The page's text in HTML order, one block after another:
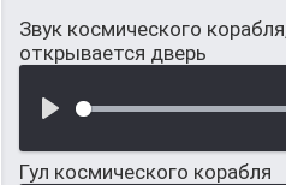
Звук космического
открывается дверь
Гул космического корабля